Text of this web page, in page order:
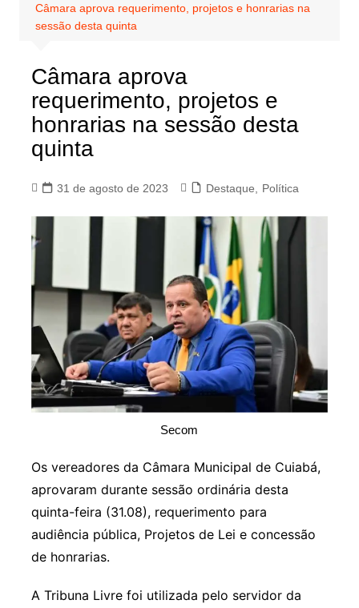
Câmara aprova requerimento, projetos e honrarias na
sessão desta quinta
Câmara aprova
requerimento, projetos e
honrarias na sessão desta
quinta
31 de agosto de 2023 Destaque Política
Secom
Os vereadores da Câmara Municipal de Cuiabá,
aprovaram durante sessão ordinária desta
quinta-feira (31.08), requerimento para
audiência pública, Projetos de Lei e concessão
de honrarias.
A Tribuna Livre foi utilizada pelo servidor da